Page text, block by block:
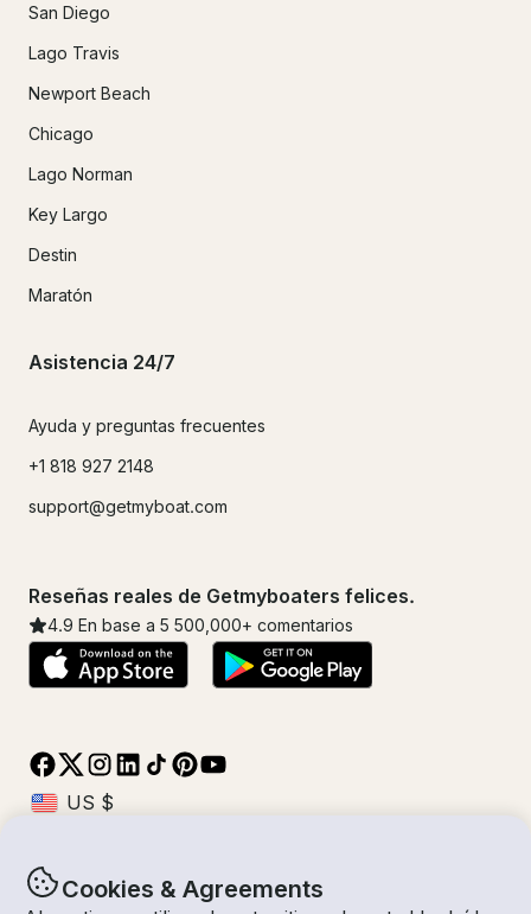
Cookies & Agreements
San Diego
Lago Travis
Newport Beach
Chicago
Lago Norman
Key Largo
Destin
Maratón
Asistencia 24/7
Ayuda y preguntas frecuentes
+1 818 927 2148
support@getmyboat.com
Reseñas reales de Getmyboaters felices.
4.9 En base a 5 500,000+ comentarios
© Getmyboat 2026TérminosPrivacidad